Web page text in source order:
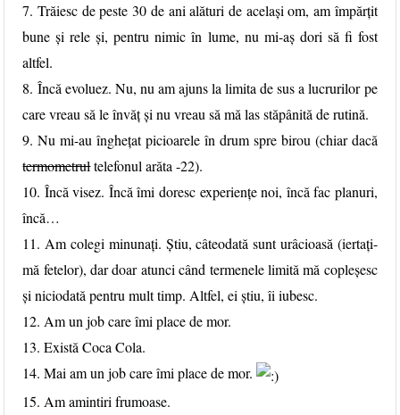
7. Trăiesc de peste 30 de ani alături de același om, am împărțit
bune și rele și, pentru nimic în lume, nu mi-aș dori să fi fost
altfel.
8. Încă evoluez. Nu, nu am ajuns la limita de sus a lucrurilor pe
care vreau să le învăț și nu vreau să mă lasstăpânită de rutină.
9. Nu mi-au înghețat picioarele în drum spre birou (chiar dacă
termometrultelefonul arăta -22).
10. Încă visez. Încă îmi doresc experiențe noi, încă fac planuri,
încă…
11. Am colegi minunați. Știu, câteodată sunt urâcioasă (iertați-
mă fetelor), dar doar atunci când termenele limită mă copleșesc
și niciodată pentru mult timp. Altfel, ei știu, îi iubesc.
12. Am un job care îmi place de mor.
13. Există Coca Cola.
14. Mai am un job care îmi place de mor.
15. Am amintiri frumoase.